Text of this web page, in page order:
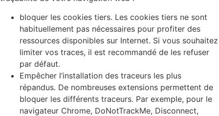
bloquer les cookies tiers. Les cookies tiers ne sont
habituellement pas nécessaires pour profiter des
ressources disponibles sur Internet. Si vous souhaitez
limiter vos traces, il est recommandé de les refuser
par défaut.
Empêcher l’installation des traceurs les plus
répandus. De nombreuses extensions permettent de
bloquer les différents traceurs. Par exemple, pour le
navigateur Chrome, DoNotTrackMe, Disconnect,